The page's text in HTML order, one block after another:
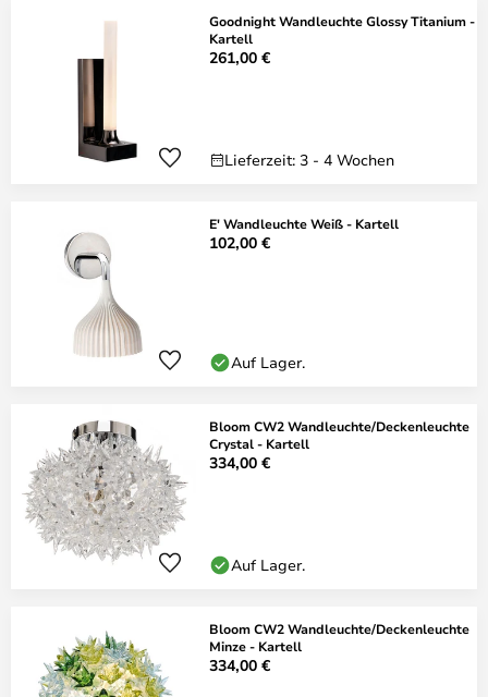
Goodnight Wandleuchte Glossy Titanium -
Kartell
261,00 €
Lieferzeit: 3 - 4 Wochen
E' Wandleuchte Weiß - Kartell
102,00 €
Auf Lager.
Bloom CW2 Wandleuchte/Deckenleuchte
Crystal - Kartell
334,00 €
Auf Lager.
Bloom CW2 Wandleuchte/Deckenleuchte
Minze - Kartell
334,00 €